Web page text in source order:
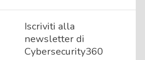
Iscriviti alla
newsletter di
Cybersecurity360